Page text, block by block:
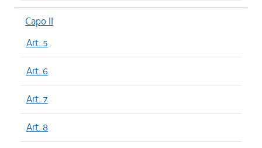
Capo II
Art. 5
Art. 6
Art. 7
Art. 8